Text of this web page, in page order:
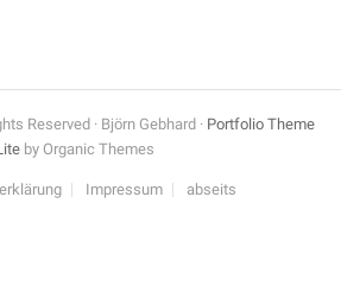
Reserved · Björn Gebhard · Portfolio Theme
by Organic Themes
Impressum abseits